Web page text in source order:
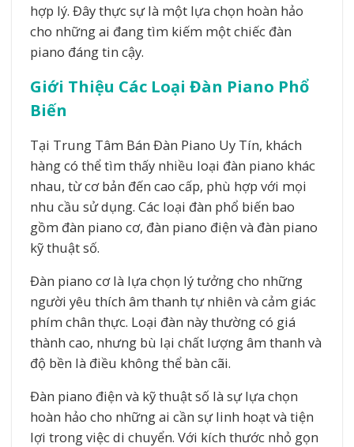
hợp lý. Đây thực sự là một lựa chọn hoàn hảo
cho những ai đang tìm kiếm một chiếc đàn
piano đáng tin cậy.
Giới Thiệu Các Loại Đàn Piano Phổ
Biến
Tại Trung Tâm Bán Đàn Piano Uy Tín, khách
hàng có thể tìm thấy nhiều loại đàn piano khác
nhau, từ cơ bản đến cao cấp, phù hợp với mọi
nhu cầu sử dụng. Các loại đàn phổ biến bao
gồm đàn piano cơ, đàn piano điện và đàn piano
kỹ thuật số.
Đàn piano cơ là lựa chọn lý tưởng cho những
người yêu thích âm thanh tự nhiên và cảm giác
phím chân thực. Loại đàn này thường có giá
thành cao, nhưng bù lại chất lượng âm thanh và
độ bền là điều không thể bàn cãi.
Đàn piano điện và kỹ thuật số là sự lựa chọn
hoàn hảo cho những ai cần sự linh hoạt và tiện
lợi trong việc di chuyển. Với kích thước nhỏ gọn